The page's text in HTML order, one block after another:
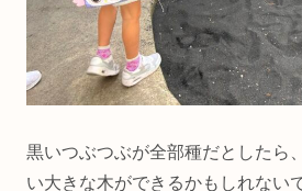
黒いつぶつぶが全部種だとしたら
い大きな木ができるかもしれない